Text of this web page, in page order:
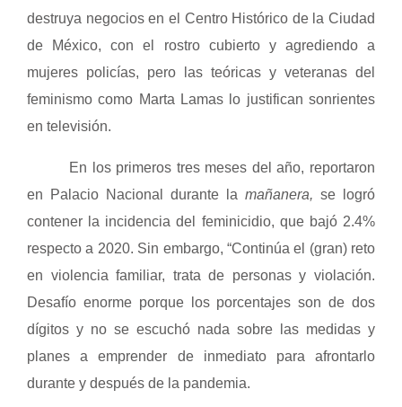
destruya negocios en el Centro Histórico de la Ciudad
de México, con el rostro cubierto y agrediendo a
mujeres policías, pero las teóricas y veteranas del
feminismo como Marta Lamas lo justifican sonrientes
en televisión.
En los primeros tres meses del año, reportaron
en Palacio Nacional durante la mañanera, se logró
contener la incidencia del feminicidio, que bajó 2.4%
respecto a 2020. Sin embargo, “Continúa el (gran) reto
en violencia familiar, trata de personas y violación.
Desafío enorme porque los porcentajes son de dos
dígitos y no se escuchó nada sobre las medidas y
planes a emprender de inmediato para afrontarlo
durante y después de la pandemia.